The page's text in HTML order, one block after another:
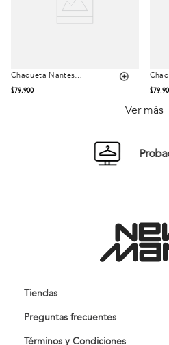
Chaqueta Nantes
$79.900
Talla
$79.
Ver más
Tiendas
Preguntas frecuentes
Términos y Condiciones